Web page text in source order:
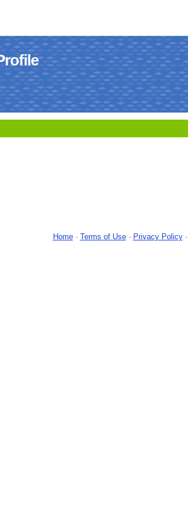
Home- Terms of Use- Privacy Policy-